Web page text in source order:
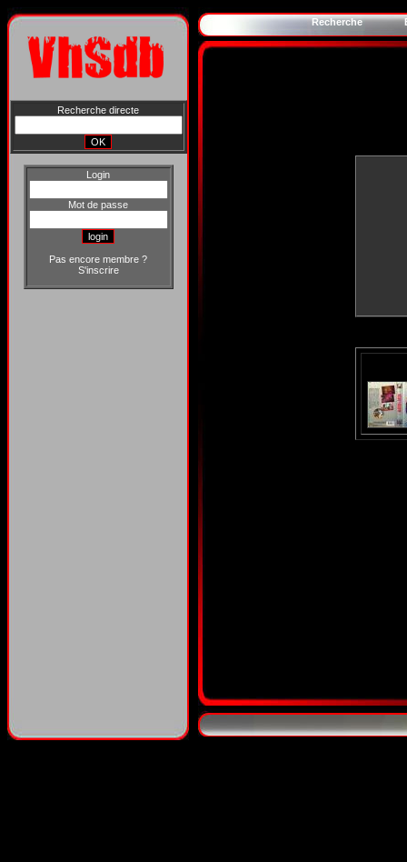
Recherche directe
Login
Mot de passe
Pas encore membre ?
S'inscrire
Recherche